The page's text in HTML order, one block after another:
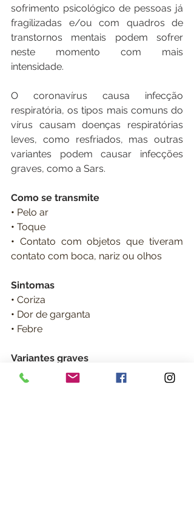
sofrimento psicológico de pessoas já
fragilizadas e/ou com quadros de
transtornos mentais podem sofrer
neste momento com mais
intensidade.
O coronavírus causa infecção
respiratória, os tipos mais comuns do
vírus causam doenças respiratórias
leves, como resfriados, mas outras
variantes podem causar infecções
graves, como a Sars.
Como se transmite
• Pelo ar
• Toque
• Contato com objetos que tiveram
contato com boca, nariz ou olhos
Sintomas
• Coriza
• Dor de garganta
• Febre
Variantes graves
Variações mais graves dos
coronavírus podem causar